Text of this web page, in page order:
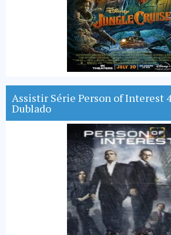
Assistir Série Person of Interest
Dublado